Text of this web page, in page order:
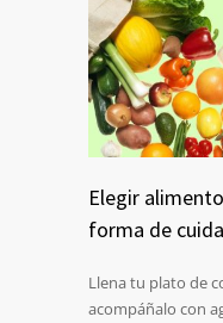
Elegir
forma de
Llena tu plato de
acompáñalo con